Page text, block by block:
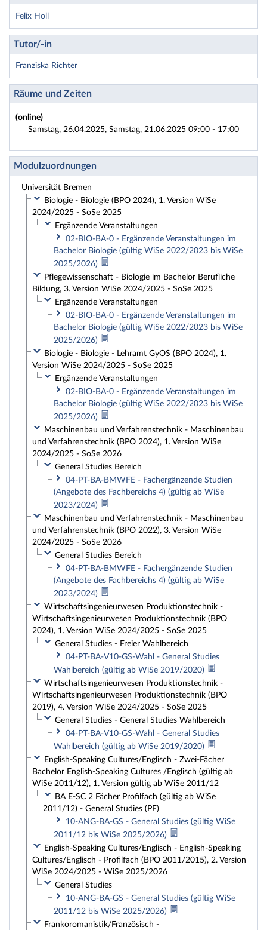
Felix Holl
Tutor/-in
Franziska Richter
Räume und Zeiten
(online)
Samstag, 26.04.2025, Samstag, 21.06.2025 09:00 - 17:00
Modulzuordnungen
Universität Bremen
Biologie - Biologie (BPO 2024), 1. Version WiSe
2024/2025 - SoSe 2025
Ergänzende Veranstaltungen
02-BIO-BA-0 - Ergänzende Veranstaltungen im
Bachelor Biologie (gültig WiSe 2022/2023 bis WiSe
2025/2026)
Pflegewissenschaft - Biologie im Bachelor Berufliche
Bildung, 3. Version WiSe 2024/2025 - SoSe 2025
Ergänzende Veranstaltungen
02-BIO-BA-0 - Ergänzende Veranstaltungen im
Bachelor Biologie (gültig WiSe 2022/2023 bis WiSe
2025/2026)
Biologie - Biologie - Lehramt GyOS (BPO 2024), 1.
Version WiSe 2024/2025 - SoSe 2025
Ergänzende Veranstaltungen
02-BIO-BA-0 - Ergänzende Veranstaltungen im
Bachelor Biologie (gültig WiSe 2022/2023 bis WiSe
2025/2026)
Maschinenbau und Verfahrenstechnik - Maschinenbau
und Verfahrenstechnik (BPO 2024), 1. Version WiSe
2024/2025 - SoSe 2026
General Studies Bereich
04-PT-BA-BMWFE - Fachergänzende Studien
(Angebote des Fachbereichs 4) (gültig ab WiSe
2023/2024)
Maschinenbau und Verfahrenstechnik - Maschinenbau
und Verfahrenstechnik (BPO 2022), 3. Version WiSe
2024/2025 - SoSe 2026
General Studies Bereich
04-PT-BA-BMWFE - Fachergänzende Studien
(Angebote des Fachbereichs 4) (gültig ab WiSe
2023/2024)
Wirtschaftsingenieurwesen Produktionstechnik -
Wirtschaftsingenieurwesen Produktionstechnik (BPO
2024), 1. Version WiSe 2024/2025 - SoSe 2025
General Studies - Freier Wahlbereich
04-PT-BA-V10-GS-Wahl - General Studies
Wahlbereich (gültig ab WiSe 2019/2020)
Wirtschaftsingenieurwesen Produktionstechnik -
Wirtschaftsingenieurwesen Produktionstechnik (BPO
2019), 4. Version WiSe 2024/2025 - SoSe 2025
General Studies - General Studies Wahlbereich
04-PT-BA-V10-GS-Wahl - General Studies
Wahlbereich (gültig ab WiSe 2019/2020)
English-Speaking Cultures/Englisch - Zwei-Fächer
Bachelor English-Speaking Cultures /Englisch (gültig ab
WiSe 2011/12), 1. Version gültig ab WiSe 2011/12
BA E-SC 2 Fächer Profilfach (gültig ab WiSe
2011/12) - General Studies (PF)
10-ANG-BA-GS - General Studies (gültig WiSe
2011/12 bis WiSe 2025/2026)
English-Speaking Cultures/Englisch - English-Speaking
Cultures/Englisch - Profilfach (BPO 2011/2015), 2. Version
WiSe 2024/2025 - WiSe 2025/2026
General Studies
10-ANG-BA-GS - General Studies (gültig WiSe
2011/12 bis WiSe 2025/2026)
Frankoromanistik/Französisch -